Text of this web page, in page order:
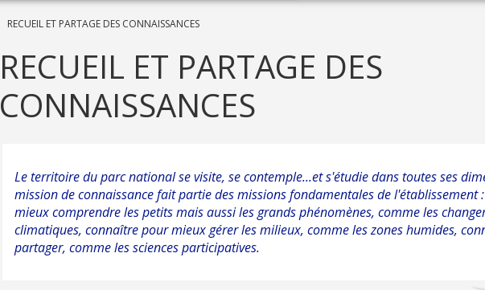
RECUEIL ET PARTAGE DES CONNAISSANCES
RECUEIL ET PARTAGE DES
CONNAISSANCES
Le territoire du parc national se visite, se contemple...et s'étudie dans toutes ses
mission de connaissance fait partie des missions fondamentales de l'établissement
mieux comprendre les petits mais aussi les grands phénomènes, comme les
climatiques, connaître pour mieux gérer les milieux, comme les zones humides,
partager, comme les sciences participatives.